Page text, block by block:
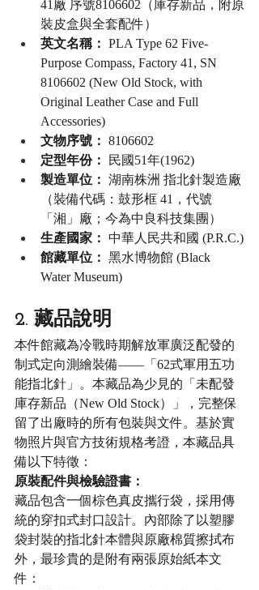
41廠 序號8106602（庫存新品，附原
裝皮盒與全套配件）
英文名稱： PLA Type 62 Five-
Purpose Compass, Factory 41, SN
8106602 (New Old Stock, with
Original Leather Case and Full
Accessories)
文物序號： 8106602
定型年份：
民國51年(1962)
製造單位： 湖南株洲 指北針製造廠
（裝備代碼：鼓形框 41，代號
「湘」廠；今為中良科技集團）
生產國家： 中華人民共和國 (P.R.C.)
館藏單位： 黑水博物館 (Black
Water Museum)
2. 藏品說明
本件館藏為冷戰時期解放軍廣泛配發的
制式定向測繪裝備——「62式軍用五功
能指北針」。本藏品為少見的「未配發
庫存新品（New Old Stock）」，完整保
留了出廠時的所有包裝與文件。基於實
物照片與官方技術規格考證，本藏品具
備以下特徵：
原裝配件與檢驗證書：
藏品包含一個棕色真皮攜行袋，採用傳
統的穿扣式封口設計。內部除了以塑膠
袋封裝的指北針本體與原廠棉質擦拭布
外，最珍貴的是附有兩張原始紙本文
件：